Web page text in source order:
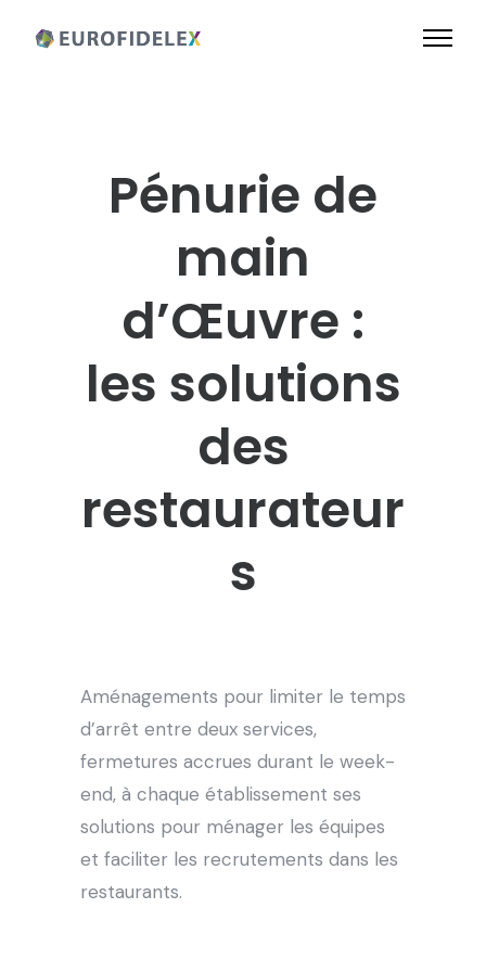
Pénurie de
main
d’Œuvre :
les solutions
des
restaurateur
s
Aménagements pour limiter le temps
d’arrêt entre deux services,
fermetures accrues durant le week-
end, à chaque établissement ses
solutions pour ménager les équipes
et faciliter les recrutements dans les
restaurants.